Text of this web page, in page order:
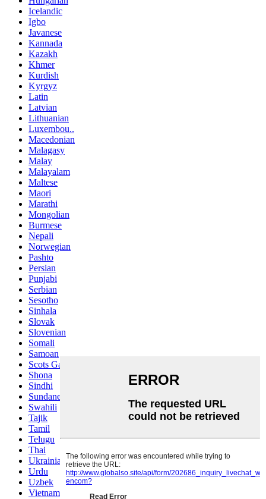
Icelandic
Igbo
Javanese
Kannada
Kazakh
Khmer
Kurdish
Kyrgyz
Latin
Latvian
Lithuanian
Luxembou..
Macedonian
Malagasy
Malay
Malayalam
Maltese
Maori
Marathi
Mongolian
Burmese
Nepali
Norwegian
Pashto
Persian
Punjabi
Serbian
Sesotho
Sinhala
Slovak
Slovenian
Somali
Samoan
Scots Gaelic
Shona
Sindhi
Sundanese
Swahili
Tajik
Tamil
Telugu
Thai
Ukrainian
Urdu
Uzbek
Vietnamese